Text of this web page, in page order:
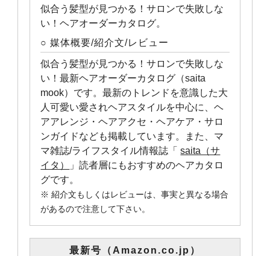
似合う髪型が見つかる！サロンで失敗しな
い！ヘアオーダーカタログ。
○ 媒体概要/紹介文/レビュー
似合う髪型が見つかる！サロンで失敗しな
い！最新ヘアオーダーカタログ（saita
mook）です。最新のトレンドを意識した大
人可愛い愛されヘアスタイルを中心に、ヘ
アアレンジ・ヘアアクセ・ヘアケア・サロ
ンガイドなども掲載しています。また、マ
マ雑誌/ライフスタイル情報誌「saita（サ
イタ）
」読者層にもおすすめのヘアカタロ
グです。
※ 紹介文もしくはレビューは、事実と異なる場合
があるので注意して下さい。
最新号（Amazon.co.jp）